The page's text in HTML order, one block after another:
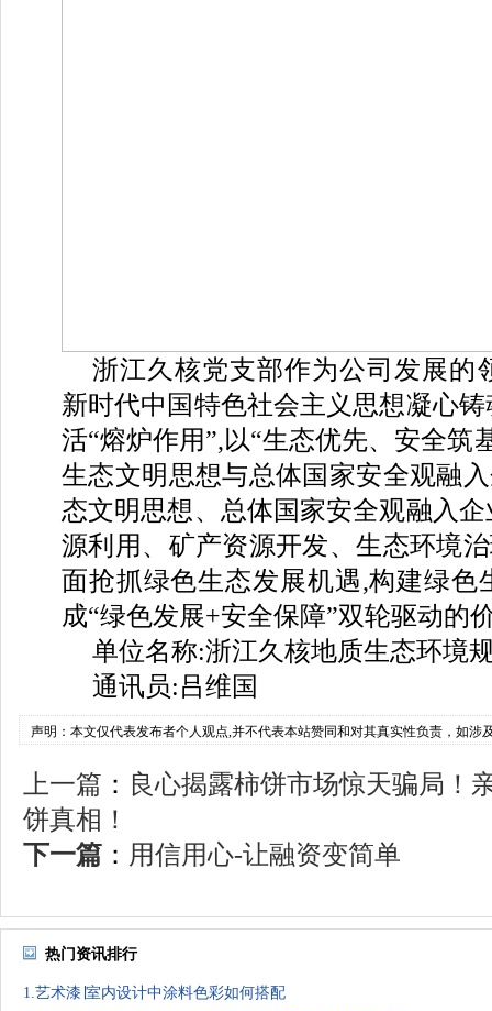
浙江久核党支部作为公司发展的
新时代中国特色社会主义思想凝心
活“熔炉作用”,以“生态优先、安全筑
生态文明思想与总体国家安全观融
态文明思想、总体国家安全观融入
源利用、矿产资源开发、生态环境
面抢抓绿色生态发展机遇,构建绿色
成“绿色发展+安全保障”双轮驱动的
单位名称:浙江久核地质生态环境
通讯员:吕维国
声明：本文仅代表发布者个人观点,并不代表本站赞同和对其真实性负责，如涉
上一篇 ： 良心揭露柿饼市场惊天骗局！
饼真相！
下一篇 ： 用信用心-让融资变简单
热门资讯排行
1.艺术漆∣室内设计中涂料色彩如何搭配